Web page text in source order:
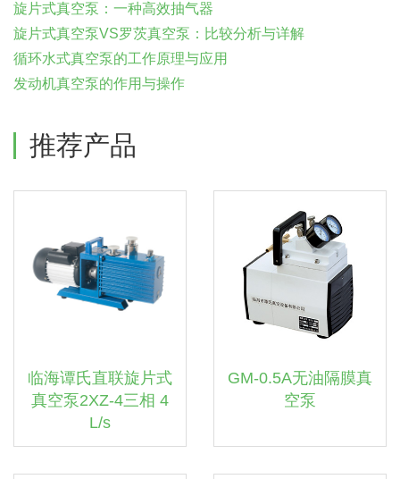
旋片式真空泵：一种高效抽气器
旋片式真空泵VS罗茨真空泵：比较分析与详解
循环水式真空泵的工作原理与应用
发动机真空泵的作用与操作
推荐产品
临海谭氏直联旋片式
真空泵2XZ-4三相 4
L/s
GM-0.5A无油隔膜真
空泵